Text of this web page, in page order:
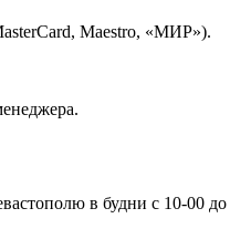
Maestro, «МИР»).
в будни с 10-00 до